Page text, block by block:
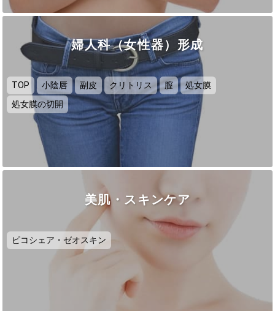
婦人科（女性器）形成
TOP 小陰唇 副皮 クリトリス 膣
処女膜
処女膜の切開
美肌・スキンケア
ピコシェア・ゼオスキン